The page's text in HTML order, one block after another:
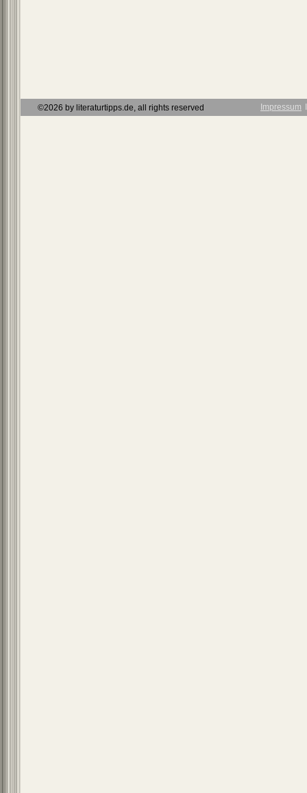
©2026 by literaturtipps.de, all rights reserved Impressum